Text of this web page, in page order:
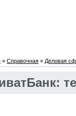
» Справочная » Деловая